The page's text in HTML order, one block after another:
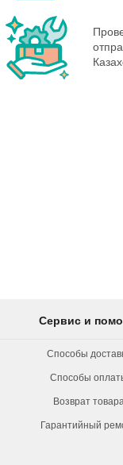
Сервис и
Способы
Способы
Возврат
Гарантийный